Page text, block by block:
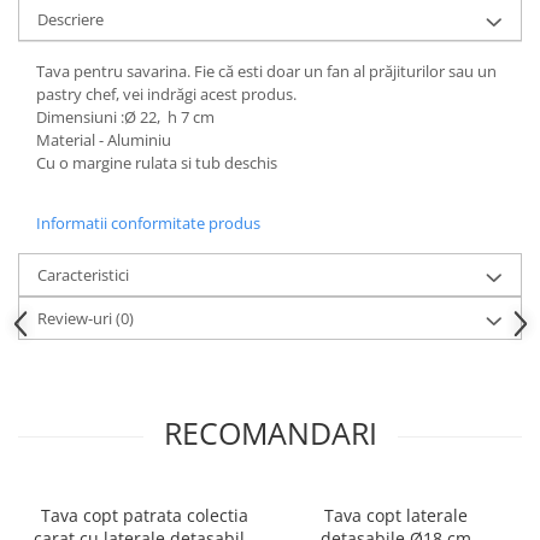
Dispozitive Cofetarie,
Patiserie,Pizza
Mixere planetare
Aparate copt tarte
Aparate si Matrite/Chitare
Caramelizator
Palnie/Utilaje Dozare
Pulverizatoare
Utilaje pentru Intins Aluat/fondant
Matrice Patiserie
Duiuri, Sprituri Decorare
Descriere
Tava pentru savarina. Fie că esti doar un fan al prăjiturilor sau un
pastry chef, vei indrăgi acest produs.
Dimensiuni :Ø 22, h 7 cm
Material - Aluminiu
Cu o margine rulata si tub deschis
Informatii conformitate produs
Caracteristici
Review-uri(0)
RECOMANDARI
Tava copt patrata colectia
Tava copt laterale